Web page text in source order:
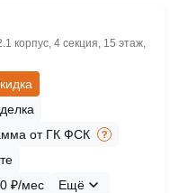
корпус, 4 секция, 15 этаж,
от ГК ФСК
₽/мес
Ещё